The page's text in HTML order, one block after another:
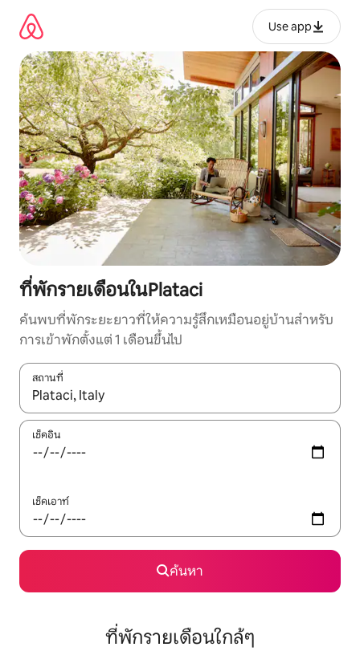
เนื้อหา
Use app
ที่พักรายเดือนในPlataci
ค้นพบที่พักระยะยาวที่ให้ความรู้สึกเหมือนอยู่บ้านสำหรับ
การเข้าพักตั้งแต่ 1 เดือนขึ้นไป
สถานที่
ใช้ลูกศรขึ้นลง หรือใช้การสัมผัสหรือปัด เพื่อสำรวจผลการค้นหา
เช็คอิน
เช็คเอาท์
ค้นหา
ที่พักรายเดือนใกล้ๆ